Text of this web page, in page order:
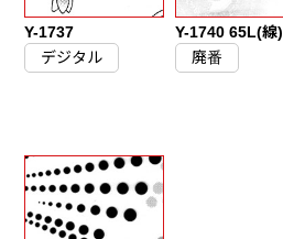
Y-1737
デジタル
Y-1740 65L(線)
廃番